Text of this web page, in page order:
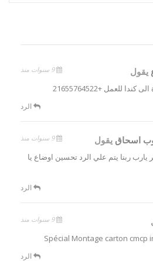
يقول 9 سنوات منذ
للعمل +21655764522
الرد
اسحاق يقول 9 سنوات منذ
يارب ربنا يتم علي الرد تحسين اوضاع يا
الرد
9 سنوات منذ
Spécial Montage carton cmcp
الرد